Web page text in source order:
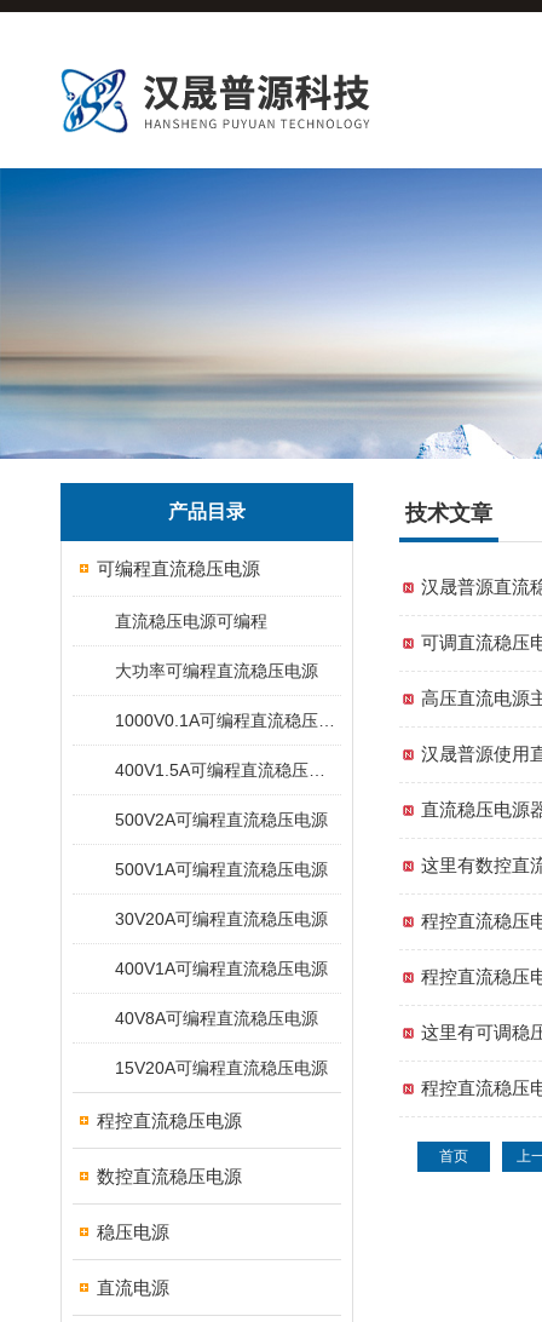
产品目录
可编程直流稳压电源
直流稳压电源可编程
大功率可编程直流稳压电源
500V2A可编程直流稳压电源
500V1A可编程直流稳压电源
30V20A可编程直流稳压电源
400V1A可编程直流稳压电源
40V8A可编程直流稳压电源
15V20A可编程直流稳压电源
程控直流稳压电源
数控直流稳压电源
稳压电源
直流电源
技术文章
汉晟普源直流
可调直流稳压
高压直流电源
汉晟普源使用
直流稳压电源
这里有数控直
程控直流稳压
程控直流稳压
这里有可调稳
程控直流稳压
首页 上